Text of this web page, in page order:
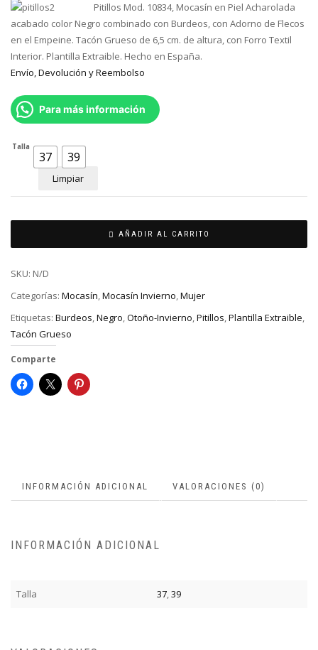
Pitillos Mod. 10834, Mocasín en Piel Acharolada
acabado color Negro combinado con Burdeos, con Adorno de Flecos
en el Empeine. Tacón Grueso de 6,5 cm. de altura, con Forro Textil
Interior. Plantilla Extraible. Hecho en España.
Envío, Devolución y Reembolso
Para más información
Talla
37 39
Limpiar
AÑADIR AL CARRITO
SKU: N/D
Categorías: Mocasín,Mocasín Invierno,Mujer
Etiquetas: Burdeos,Negro,Otoño-Invierno,Pitillos,Plantilla Extraible,
Tacón Grueso
Comparte
INFORMACIÓN ADICIONAL VALORACIONES (0)
INFORMACIÓN ADICIONAL
Talla 37,39